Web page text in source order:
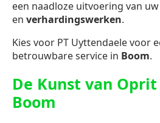
een naadloze uitvoering van uw
en verhardingswerken.
Kies voor PT Uyttendaele voor
betrouwbare service in Boom.
De Kunst van
Boom